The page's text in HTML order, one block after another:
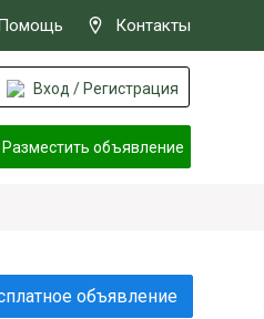
Контакты
Вход / Регистрация
Разместить объявление
объявление